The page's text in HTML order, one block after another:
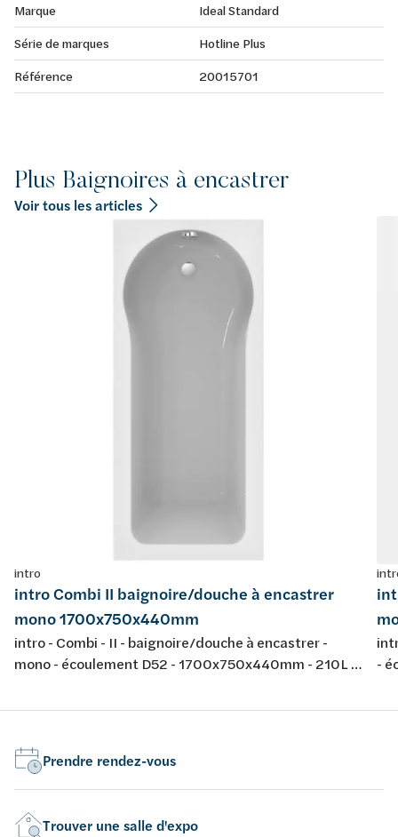
Marque
Ideal Standard
Série de marques
Hotline Plus
Référence
20015701
Plus Baignoires à encastrer
Voir tous les articles
intro
intro Combi II baignoire/douche à encastrer
mono 1700x750x440mm
intro - Combi - II - baignoire/douche à encastrer -
mono - écoulement D52 - 1700x750x440mm - 210L -
conforme aux normes européennes EN 198 , EN 232 &
-
Prendre rendez-vous
Trouver une salle d'expo